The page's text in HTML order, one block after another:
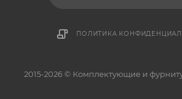
ПОЛИТИКА
2015-2026 © Комплектующие и